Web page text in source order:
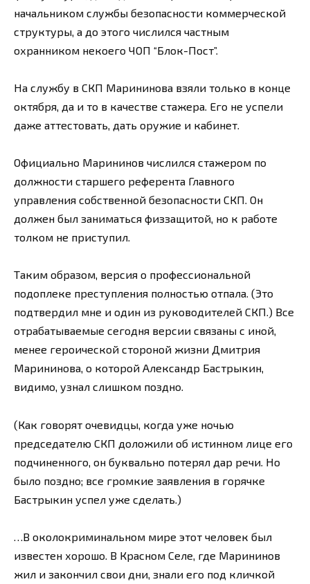
начальником службы безопасности коммерческой
структуры, а до этого числился частным
охранником некоего ЧОП “Блок-Пост”.
На службу в СКП Марининова взяли только в конце
октября, да и то в качестве стажера. Его не успели
даже аттестовать, дать оружие и кабинет.
Официально Марининов числился стажером по
должности старшего референта Главного
управления собственной безопасности СКП. Он
должен был заниматься физзащитой, но к работе
толком не приступил.
Таким образом, версия о профессиональной
подоплеке преступления полностью отпала. (Это
подтвердил мне и один из руководителей СКП.) Все
отрабатываемые сегодня версии связаны с иной,
менее героической стороной жизни Дмитрия
Марининова, о которой Александр Бастрыкин,
видимо, узнал слишком поздно.
(Как говорят очевидцы, когда уже ночью
председателю СКП доложили об истинном лице его
подчиненного, он буквально потерял дар речи. Но
было поздно; все громкие заявления в горячке
Бастрыкин успел уже сделать.)
…В околокриминальном мире этот человек был
известен хорошо. В Красном Селе, где Марининов
жил и закончил свои дни, знали его под кличкой